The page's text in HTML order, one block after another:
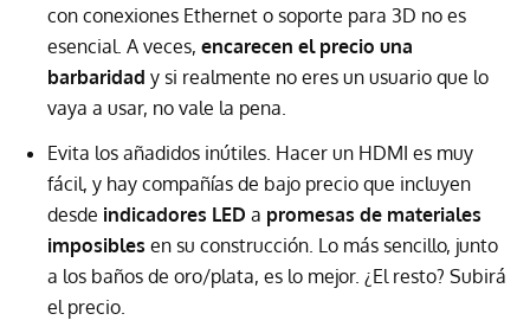
con conexiones Ethernet o soporte para 3D no es
esencial. A veces, encarecen el precio una
barbaridad y si realmente no eres un usuario que lo
vaya a usar, no vale la pena.
Evita los añadidos inútiles. Hacer un HDMI es muy
fácil, y hay compañías de bajo precio que incluyen
desde indicadores LED a promesas de materiales
imposibles en su construcción. Lo más sencillo, junto
a los baños de oro/plata, es lo mejor. ¿El resto? Subirá
el precio.